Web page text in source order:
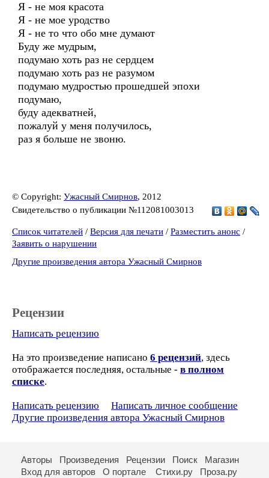
Я - не моя красота
Я - не мое уродство
Я - не то что обо мне думают
Буду же мудрым,
подумаю хоть раз не сердцем
подумаю хоть раз не разумом
подумаю мудростью прошедшей эпохи
подумаю,
буду адекватней,
пожалуй у меня получилось,
раз я больше не звоню.
© Copyright: Ужасный Смирнов, 2012
Свидетельство о публикации №112081003013
Список читателей / Версия для печати / Разместить анонс /
Заявить о нарушении
Другие произведения автора Ужасный Смирнов
Рецензии
Написать рецензию
На это произведение написано 6 рецензий, здесь
отображается последняя, остальные - в полном
списке.
Написать рецензию
Написать личное сообщение
Другие произведения автора Ужасный Смирнов
Авторы Произведения Рецензии Поиск
Магазин
Вход для авторов
О портале Стихи.ру Проза.ру